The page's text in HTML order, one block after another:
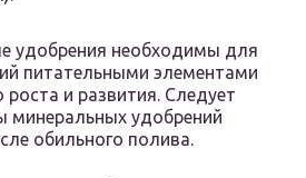
удобрения необходимы для
питательными элементами
и развития. Следует
минеральных удобрений
обильного полива.